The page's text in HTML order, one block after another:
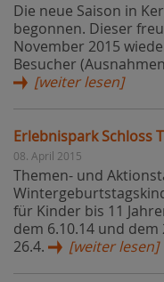
Die neue Saison in
begonnen. Dieser
November 2015
Besucher
[weiter lesen]
Erlebnispark Schloss
08. April 2015
Themen- und
für Kinder bis 11
dem 6.10.14 und
26.4.
[weiter lesen]